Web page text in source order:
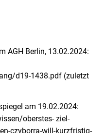
AGH Berlin, 13.02.2024:
d19-1438.pdf (zuletzt
am 19.02.2024:
oberstes- ziel-
czyborra-will-kurzfristig-